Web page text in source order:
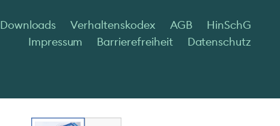
Downloads Verhaltenskodex AGB
HinSchG
Impressum
Barrierefreiheit Datenschutz